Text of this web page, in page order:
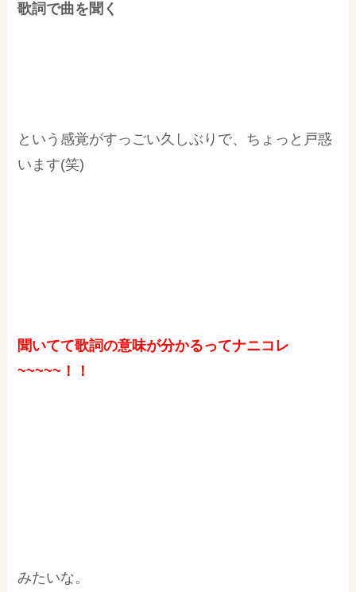
歌詞で曲を聞く
という感覚がすっごい久しぶりで、ちょっと戸惑
います(笑)
聞いてて歌詞の意味が分かるってナニコレ
~~~~~！！
みたいな。